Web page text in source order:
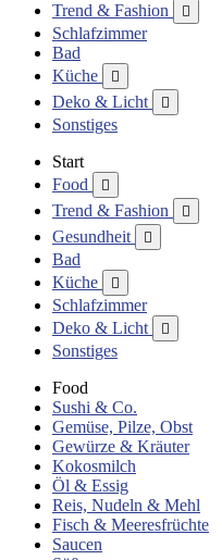
Trend & Fashion 
Schlafzimmer
Bad
Küche

Deko & Licht 
Sonstiges
Start
Food

Trend & Fashion 
Gesundheit 
Bad
Küche

Schlafzimmer
Deko & Licht

Sonstiges
Food
Sushi & Co.
Gemüse, Pilze, Obst
Gewürze & Kräuter
Kokosmilch
Öl & Essig
Reis, Nudeln & Mehl
Fisch & Meeresfrüchte
Saucen